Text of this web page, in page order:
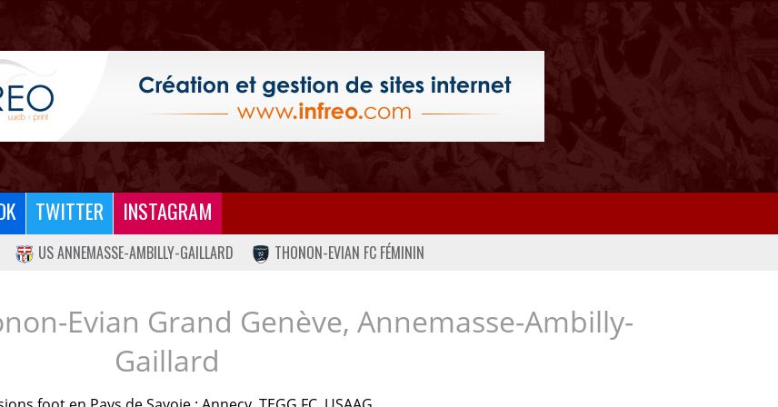
TWITTER INSTAGRAM
US ANNEMASSE-AMBILLY-GAILLARD THONON-EVIAN FC FÉMININ
Evian Grand Genève, Annemasse-Ambilly-
Gaillard